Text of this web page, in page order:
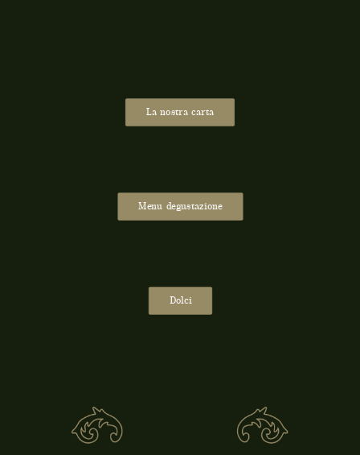
La nostra carta
Menu degustazione
Dolci